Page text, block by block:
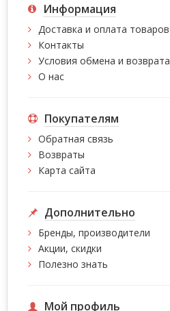
Информация
Доставка и оплата товаров
Контакты
Условия обмена и возврата
О нас
Покупателям
Обратная связь
Возвраты
Карта сайта
Дополнительно
Бренды, производители
Акции, скидки
Полезно знать
Мой профиль